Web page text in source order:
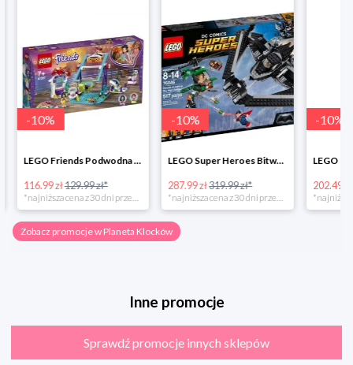
-10%
LEGO Friends Podwodna Frajda w super cenie
116.99 zł129.99 zł*
*najniższa cena z 30 dni przed obniżką
10%
LEGO Super Heroes Bitwa powietrzna w super cenie
287.99 zł319.99 zł*
*najniższa cena z 30 dni przed obniżką
10%
202.49 zł
Zobacz promocje w Planeta Klocków
Inne promocje
Sprawdź promocje innych sklepów